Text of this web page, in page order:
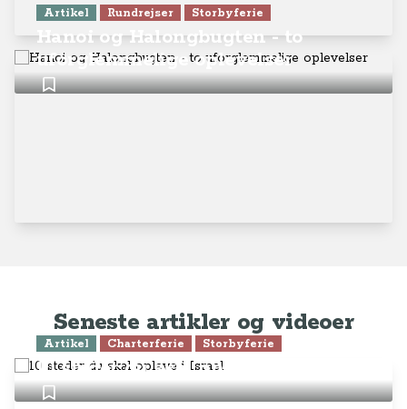
Artikel Rundrejser Storbyferie
Hanoi og Halongbugten - to
uforglemmelige oplevelser
Seneste artikler og videoer
Artikel Charterferie Storbyferie
10 steder du skal opleve i Israel